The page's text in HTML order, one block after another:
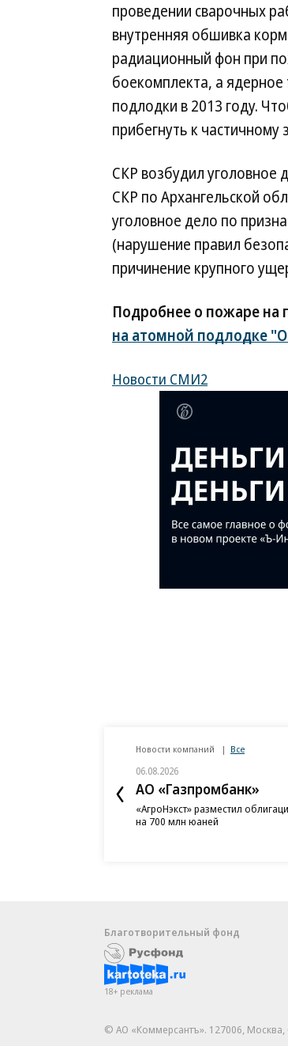
проведении сварочных
внутренняя обшивка
радиационный фон при
боекомплекта, а
подлодки в 2013 году.
прибегнуть к
СКР возбудил уголовное
СКР по Архангельской
уголовное дело по
(нарушение правил
причинение крупного
Подробнее о пожаре на
на атомной подлодке
Новости СМИ2
Новости компаний Все
06.08.2026
АО «Газпромбанк»
«АгроНэкст» разместил
на 700 млн юаней
Благотворительный фонд
18+ реклама
© АО «Коммерсантъ». 127006,